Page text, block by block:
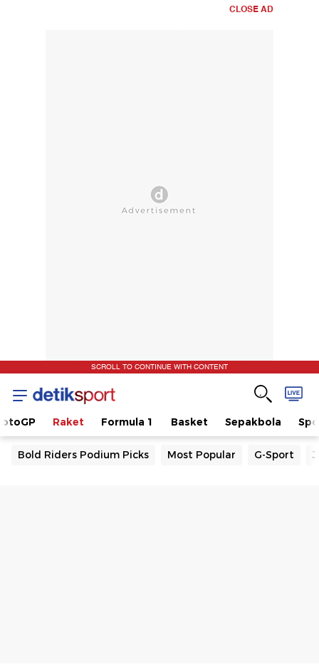
CLOSE AD
SCROLL TO CONTINUE WITH CONTENT
Raket Formula 1 Basket Sepakbola
Bold Riders Podium Picks Most Popular G-Sport